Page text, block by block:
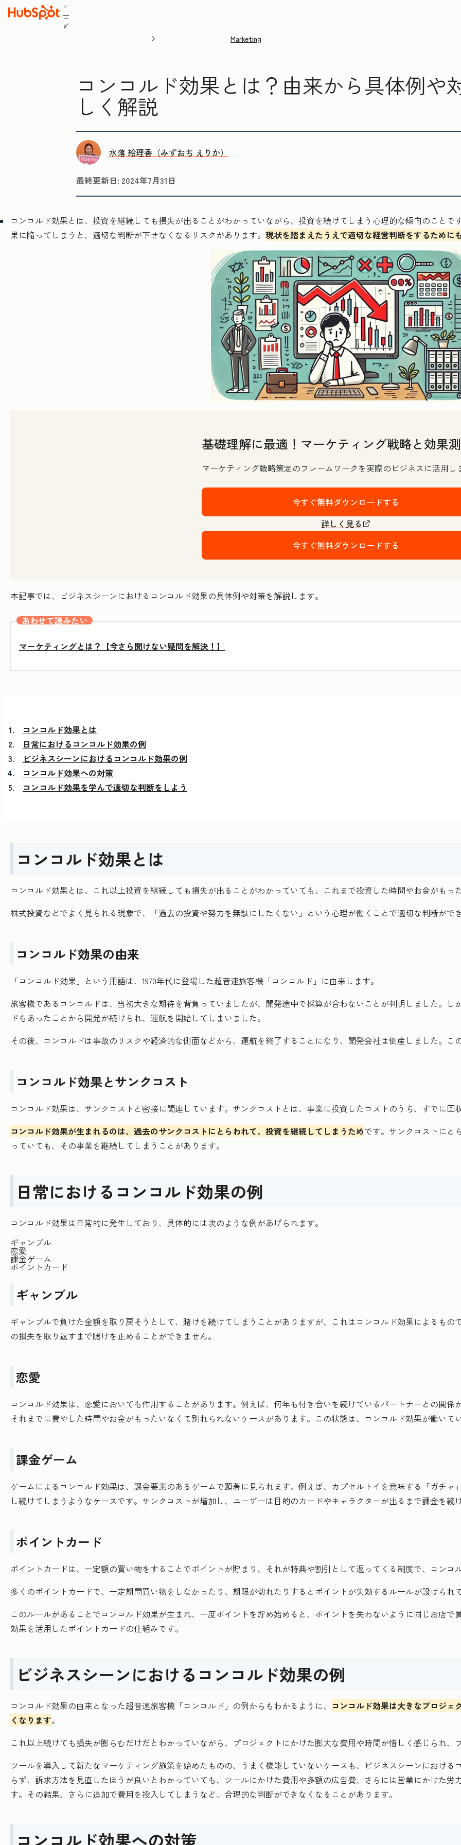
メ
ニ
ュ
Marketing
コンコルド効果とは？由来から具体例や
しく解説
水落 絵理香（みずおち えりか）
最終更新日: 2024年7月31日
コンコルド効果とは、投資を継続しても損失が出ることがわかっていながら、投資を続けてしまう心理的な傾向のこと
果に陥ってしまうと、適切な判断が下せなくなるリスクがあります。 現状を踏まえたうえで適切な経営判断をするために
基礎理解に最適！マーケティング戦略と効果
マーケティング戦略策定のフレームワークを実際のビジネスに活用し
今すぐ無料ダウンロードする
詳しく見る
今すぐ無料ダウンロードする
本記事では、ビジネスシーンにおけるコンコルド効果の具体例や対策を解説します。
あわせて読みたい
マーケティングとは？【今さら聞けない疑問を解決！】
コンコルド効果とは
日常におけるコンコルド効果の例
ビジネスシーンにおけるコンコルド効果の例
コンコルド効果への対策
コンコルド効果を学んで適切な判断をしよう
コンコルド効果とは
コンコルド効果とは、これ以上投資を継続しても損失が出ることがわかっていても、これまで投資した時間やお金がも
株式投資などでよく見られる現象で、「過去の投資や努力を無駄にしたくない」という心理が働くことで適切な判断がで
コンコルド効果の由来
「コンコルド効果」という用語は、1970年代に登場した超音速旅客機「コンコルド」に由来します。
旅客機であるコンコルドは、当初大きな期待を背負っていましたが、開発途中で採算が合わないことが判明しました。
ドもあったことから開発が続けられ、運航を開始してしまいました。
その後、コンコルドは事故のリスクや経済的な側面などから、運航を終了することになり、開発会社は倒産しました。
コンコルド効果とサンクコスト
コンコルド効果は、サンクコストと密接に関連しています。サンクコストとは、事業に投資したコストのうち、すでに
コンコルド効果が生まれるのは、過去のサンクコストにとらわれて、投資を継続してしまうためです。サンクコストにと
っていても、その事業を継続してしまうことがあります。
日常におけるコンコルド効果の例
コンコルド効果は日常的に発生しており、具体的には次のような例があげられます。
ギャンブル
恋愛
課金ゲーム
ポイントカード
ギャンブル
ギャンブルで負けた金額を取り戻そうとして、賭けを続けてしまうことがありますが、これはコンコルド効果によるも
の損失を取り返すまで賭けを止めることができません。
恋愛
コンコルド効果は、恋愛においても作用することがあります。例えば、何年も付き合いを続けているパートナーとの関
それまでに費やした時間やお金がもったいなくて別れられないケースがあります。この状態は、コンコルド効果が働いて
課金ゲーム
ゲームによるコンコルド効果は、課金要素のあるゲームで顕著に見られます。例えば、カプセルトイを意味する「ガチ
し続けてしまうようなケースです。サンクコストが増加し、ユーザーは目的のカードやキャラクターが出るまで課金を続
ポイントカード
ポイントカードは、一定額の買い物をすることでポイントが貯まり、それが特典や割引として返ってくる制度で、コン
多くのポイントカードで、一定期間買い物をしなかったり、期限が切れたりするとポイントが失効するルールが設けられ
このルールがあることでコンコルド効果が生まれ、一度ポイントを貯め始めると、ポイントを失わないように同じお店
効果を活用したポイントカードの仕組みです。
ビジネスシーンにおけるコンコルド効果の例
コンコルド効果の由来となった超音速旅客機「コンコルド」の例からもわかるように、 コンコルド効果は大きなプロジェ
くなります。
これ以上続けても損失が膨らむだけだとわかっていながら、プロジェクトにかけた膨大な費用や時間が惜しく感じられ
ツールを導入して新たなマーケティング施策を始めたものの、うまく機能していないケースも、ビジネスシーンにおけ
らず、訴求方法を見直したほうが良いとわかっていても、ツールにかけた費用や多額の広告費、さらには営業にかけた
す。その結果、さらに追加で費用を投入してしまうなど、合理的な判断ができなくなることがあります。
コンコルド効果への対策